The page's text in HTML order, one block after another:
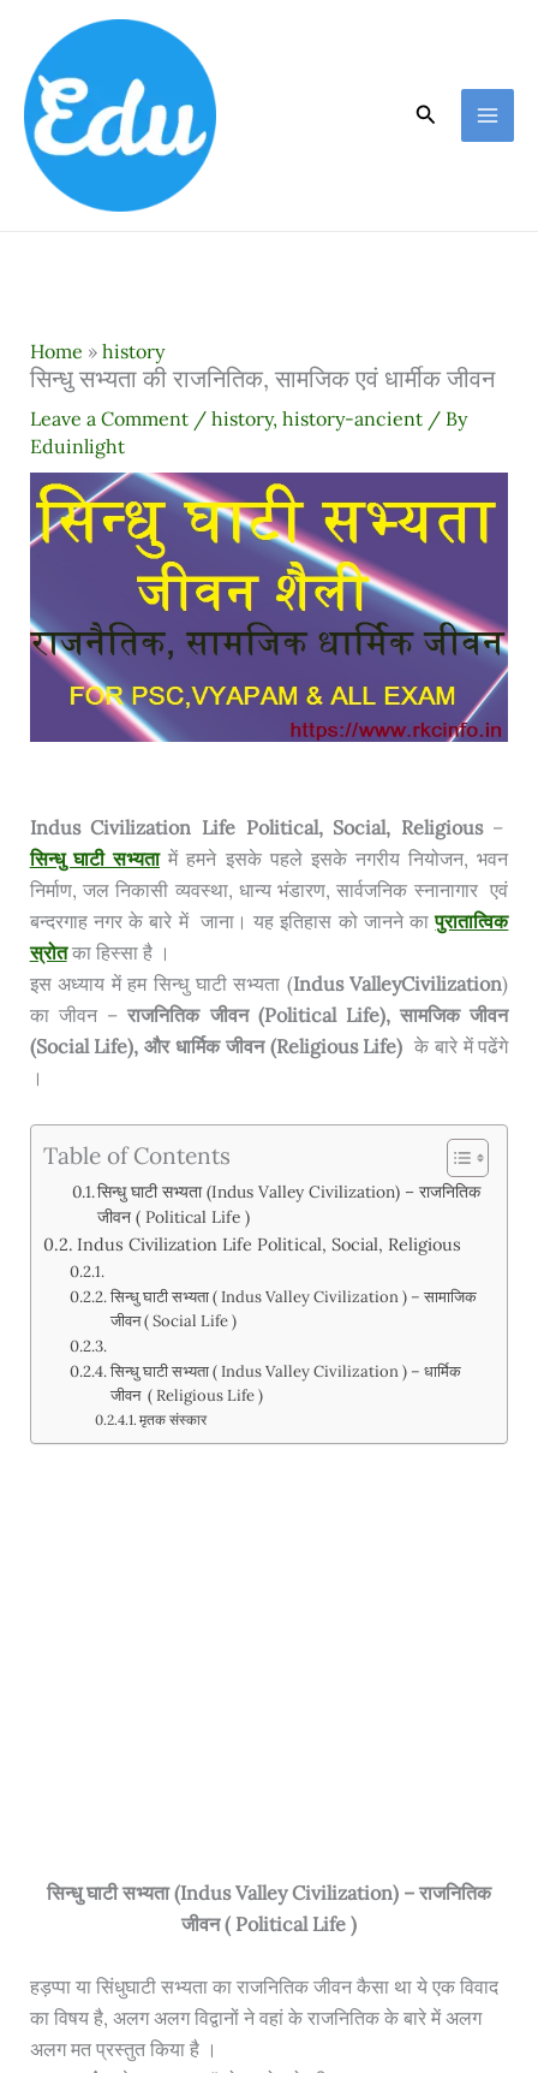
content
Search
Home » history
सिन्धु सभ्यता की राजनितिक, सामजिक एवं धार्मीक जीवन
Leave a Comment / history, history-ancient/ By
Eduinlight
Indus Civilization Life Political, Social, Religious–
सिन्धु घाटी सभ्यतामें हमने इसके पहले इसके नगरीय नियोजन, भवन
निर्माण, जल निकासी व्यवस्था, धान्य भंडारण, सार्वजनिक स्नानागार एवं
बन्दरगाह नगर के बारे में जाना। यह इतिहास को जानने कापुरातात्विक
स्रोतका हिस्सा है ।
इस अध्याय में हम सिन्धु घाटी सभ्यता (Indus ValleyCivilization)
का जीवन –राजनितिक जीवन (Political Life), सामजिक जीवन
(Social Life), और धार्मिक जीवन (Religious Life) के बारे में पढेंगे
।
Table of Contents
सिन्धु घाटी सभ्यता (Indus Valley Civilization) – राजनितिक
जीवन ( Political Life )
Indus Civilization Life Political, Social, Religious
सिन्धु घाटी सभ्यता ( Indus Valley Civilization ) – सामाजिक
जीवन ( Social Life )
सिन्धु घाटी सभ्यता ( Indus Valley Civilization ) – धार्मिक
जीवन ( Religious Life )
मृतक संस्कार
सिन्धु घाटी सभ्यता (Indus Valley Civilization) – राजनितिक
जीवन ( Political Life )
हड़प्पा या सिंधुघाटी सभ्यता का राजनितिक जीवन कैसा था ये एक विवाद
का विषय है, अलग अलग विद्वानों ने वहां के राजनितिक के बारे में अलग
अलग मत प्रस्तुत किया है ।